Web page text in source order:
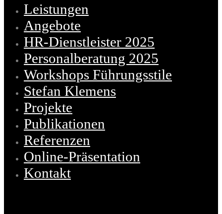
Leistungen
Angebote
HR-Dienstleister 2025
Personalberatung 2025
Workshops Führungsstile
Stefan Klemens
Projekte
Publikationen
Referenzen
Online-Präsentation
Kontakt